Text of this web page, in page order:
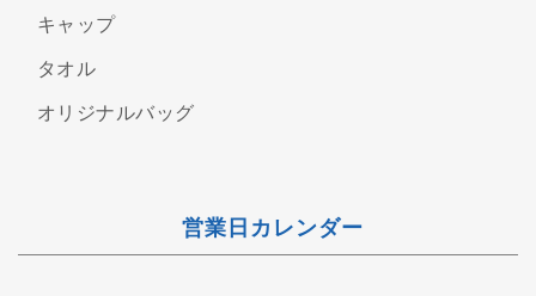
キャップ
タオル
オリジナルバッグ
営業日カレンダー